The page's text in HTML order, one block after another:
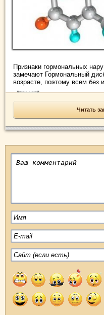
Признаки гормональных
замечают Гормональный
возрасте, поэтому всем без
Читать